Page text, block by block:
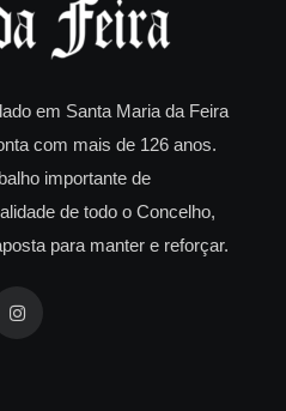
em Santa Maria da Feira
com mais de 126 anos.
importante de
de todo o Concelho,
para manter e reforçar.